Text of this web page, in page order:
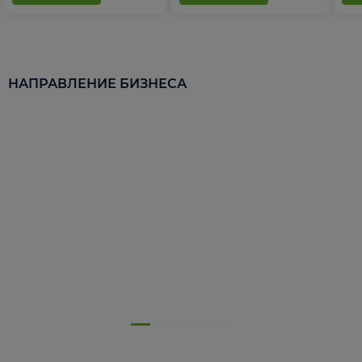
НАПРАВЛЕНИЕ БИЗНЕСА